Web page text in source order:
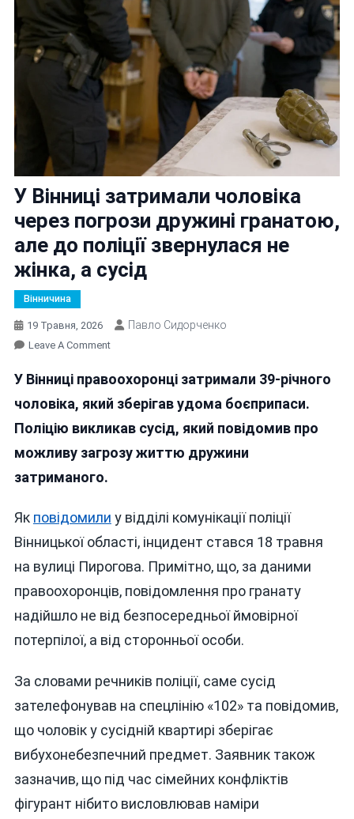
У Вінниці затримали чоловіка
через погрози дружині гранатою,
але до поліції звернулася не
жінка, а сусід
Вінничина
19 Травня, 2026 Павло Сидорченко
Leave A CommentOn
Вінниці
Затримали
Через
Погрози
До
Поліції
Звернулася
Жінка,
А
Сусід
У Вінниці правоохоронці затримали 39-річного
чоловіка, який зберігав удома боєприпаси.
Поліцію викликав сусід, який повідомив про
можливу загрозу життю дружини
затриманого.
Як повідомили у відділі комунікації поліції
Вінницької області, інцидент стався 18 травня
на вулиці Пирогова. Примітно, що, за даними
правоохоронців, повідомлення про гранату
надійшло не від безпосередньої ймовірної
потерпілої, а від сторонньої особи.
За словами речників поліції, саме сусід
зателефонував на спецлінію «102» та повідомив,
що чоловік у сусідній квартирі зберігає
вибухонебезпечний предмет. Заявник також
зазначив, що під час сімейних конфліктів
фігурант нібито висловлював наміри